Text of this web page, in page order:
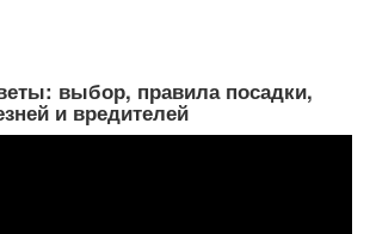
выбор, правила посадки,
и вредителей